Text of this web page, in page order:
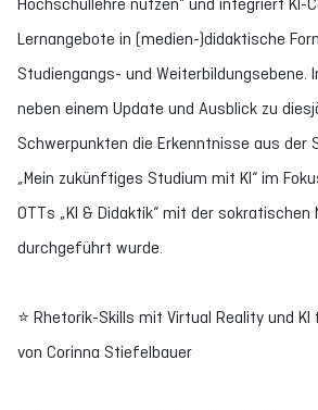
Hochschullehre nutzen“ und integriert KI-
Lernangebote in (medien-)didaktische
Studiengangs- und Weiterbildungsebene.
neben einem Update und Ausblick zu
Schwerpunkten die Erkenntnisse aus der
„Mein zukünftiges Studium mit KI“ im
OTTs „KI & Didaktik“ mit der sokratischen
durchgeführt wurde.
⭐ Rhetorik-Skills mit Virtual Reality und KI
von Corinna Stiefelbauer